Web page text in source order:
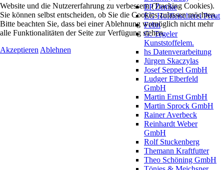
EP Zemke
EG Hoffleischerei Preut
Febri
G. Tegeler
Kunststoffelem.
hs Datenverarbeitung
Jürgen Skaczylas
Josef Seppel GmbH
Ludger Elberfeld
GmbH
Martin Ernst GmbH
Martin Sprock GmbH
Rainer Averbeck
Reinhardt Weber
GmbH
Rolf Stuckenberg
Themann Kraftfutter
Theo Schöning GmbH
Website und die Nutzererfahrung zu verbessern (Tracking Cookies).
Sie können selbst entscheiden, ob Sie die Cookies zulassen möchten.
Bitte beachten Sie, dass bei einer Ablehnung womöglich nicht mehr
alle Funktionalitäten der Seite zur Verfügung stehen.
Akzeptieren Ablehnen